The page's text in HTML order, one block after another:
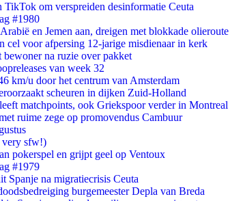
om verspreiden desinformatie Ceuta
#1980
en Jemen aan, dreigen met blokkade olieroute
cel voor afpersing 12-jarige misdienaar in kerk
bewoner na ruzie over pakket
van week 32
km/u door het centrum van Amsterdam
scheuren in dijken Zuid-Holland
matchpoints, ook Griekspoor verder in Montreal
ruime zege op promovendus Cambuur
very sfw!)
pokerspel en grijpt geel op Ventoux
#1979
Spanje na migratiecrisis Ceuta
burgemeester Depla van Breda